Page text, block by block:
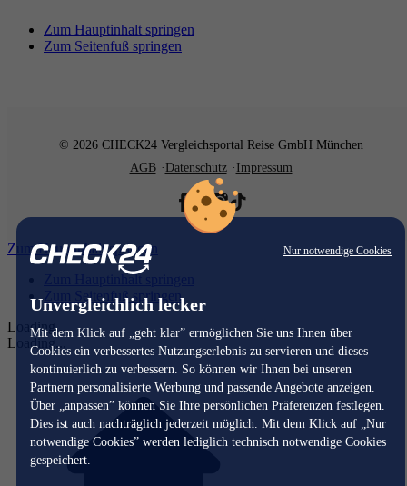
Nur notwendige Cookies
Unvergleichlich lecker
Mit dem Klick auf „geht klar” ermöglichen Sie uns Ihnen über
Cookies ein verbessertes Nutzungserlebnis zu servieren und dieses
kontinuierlich zu verbessern. So können wir Ihnen bei unseren
Partnern personalisierte Werbung und passende Angebote anzeigen.
Über „anpassen” können Sie Ihre persönlichen Präferenzen festlegen.
Dies ist auch nachträglich jederzeit möglich. Mit dem Klick auf „Nur
notwendige Cookies” werden lediglich technisch notwendige Cookies
gespeichert.
Zum Hauptinhalt springen
Zum Seitenfuß springen
© 2026 CHECK24 Vergleichsportal Reise GmbH München
AGB
Datenschutz Impressum
Zum Hauptinhalt springen
Zum Hauptinhalt springen
Zum Seitenfuß springen
Loading...
Loading...